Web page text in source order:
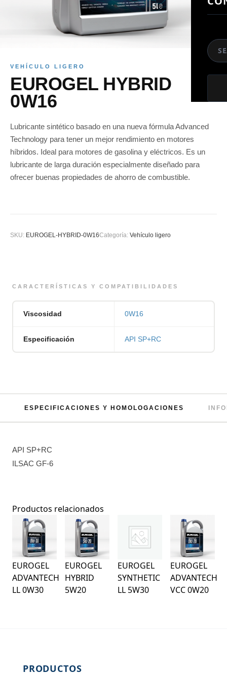
VEHÍCULO LIGERO
EUROGEL HYBRID
0W16
Lubricante sintético basado en una nueva fórmula Advanced
Technology para tener un mejor rendimiento en motores
híbridos. Ideal para motores de gasolina y eléctricos. Es un
lubricante de larga duración especialmente diseñado para
ofrecer buenas propiedades de ahorro de combustible.
SKU: EUROGEL-HYBRID-0W16Categoría: Vehículo ligero
CARACTERÍSTICAS Y COMPATIBILIDADES
Viscosidad 0W16
Especificación API SP+RC
ESPECIFICACIONES Y HOMOLOGACIONES
API SP+RC
ILSAC GF-6
Productos relacionados
EUROGEL
ADVANTECH
LL 0W30
EUROGEL
HYBRID
5W20
EUROGEL
SYNTHETIC
LL 5W30
EUROGEL
ADVANTECH
VCC 0W20
PRODUCTOS